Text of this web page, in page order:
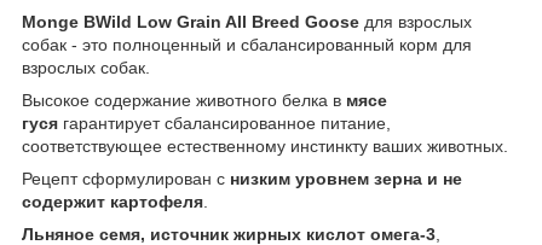
Monge BWild Low Grain All Breed Goose для взрослых
собак - это полноценный и сбалансированный корм для
взрослых собак.
Высокое содержание животного белка в мясе
гуся гарантирует сбалансированное питание,
соответствующее естественному инстинкту ваших животных.
Рецепт сформулирован с низким уровнем зерна и не
содержит картофеля
Льняное семя, источник жирных кислот омега-3